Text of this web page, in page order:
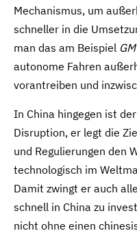
Mechanismus, um
schneller in die
man das am Beispiel GM
autonome Fahren
vorantreiben und
In China hingegen ist
Disruption, er legt die
und Regulierungen den
technologisch im
Damit zwingt er auch
schnell in China zu
nicht ohne einen